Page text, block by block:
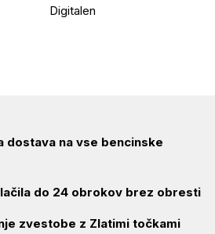
Digitalen
dostava na vse bencinske
do 24 obrokov brez obresti
zvestobe z Zlatimi točkami